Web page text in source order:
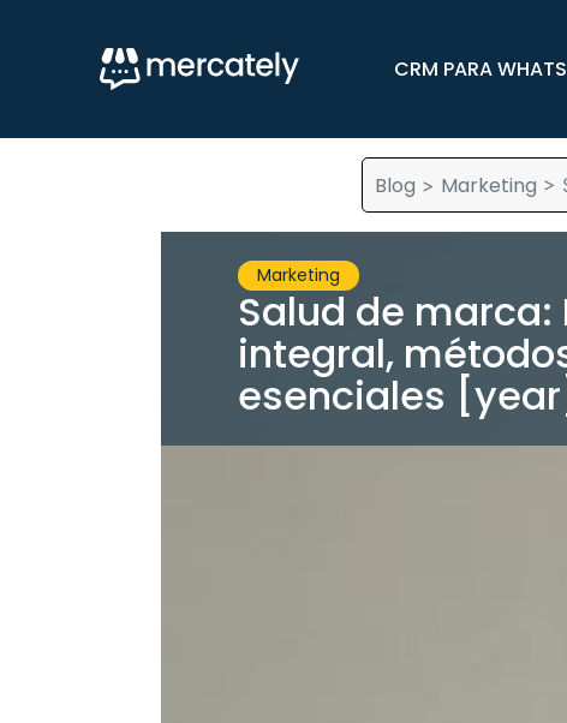
CRM PARA
Blog > Marketing >
Marketing
Salud de marca:
integral,
esenciales